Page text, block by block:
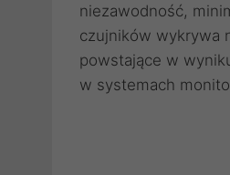
niezawodność,
czujników wykrywa
powstające w
w systemach